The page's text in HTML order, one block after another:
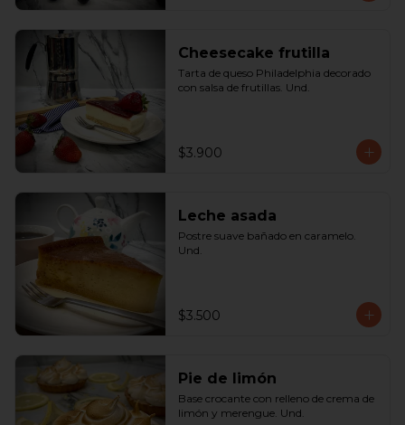
Cheesecake frutilla
Tarta de queso Philadelphia decorado
con salsa de frutillas. Und.
$3.900
Leche asada
Postre suave bañado en caramelo.
Und.
$3.500
Pie de limón
Base crocante con relleno de crema de
limón y merengue. Und.